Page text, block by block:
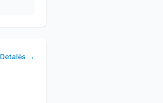
Detalės →